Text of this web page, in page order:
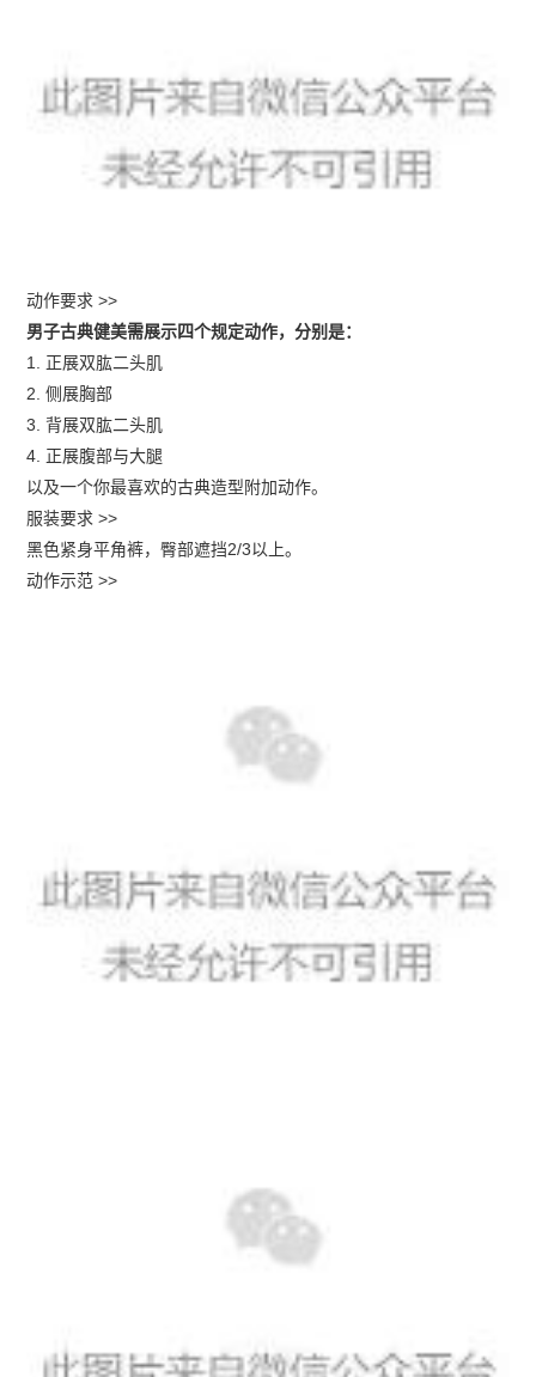
动作要求 >>
男子古典健美需展示四个规定动作，分别是：
1. 正展双肱二头肌
2. 侧展胸部
3. 背展双肱二头肌
4. 正展腹部与大腿
以及一个你最喜欢的古典造型附加动作。
服装要求 >>
黑色紧身平角裤，臀部遮挡2/3以上。
动作示范 >>